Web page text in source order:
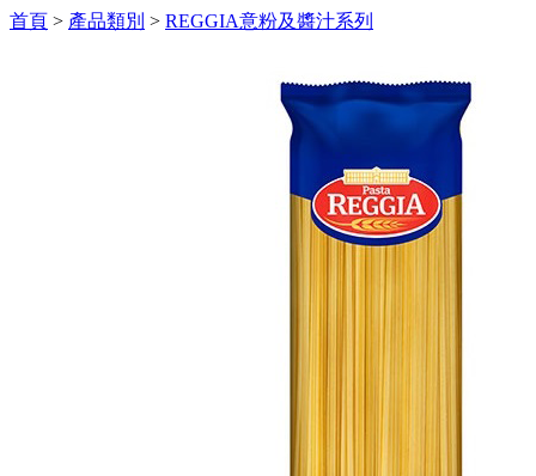
首頁 > 產品類別 > REGGIA意粉及醬汁系列